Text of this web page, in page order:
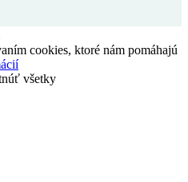
cookies, ktoré nám pomáhajú
všetky